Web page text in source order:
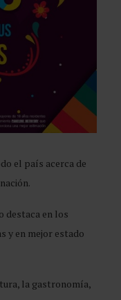
el país acerca de
destaca en los
y en mejor estado
la gastronomía,